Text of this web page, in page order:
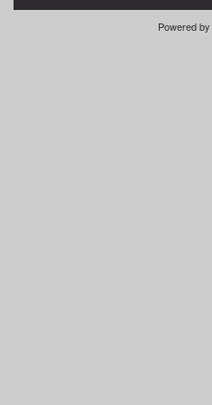
Powered by